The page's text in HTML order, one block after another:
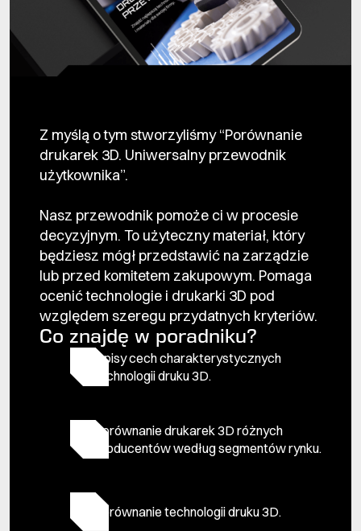
Z myślą o tym stworzyliśmy “Porównanie
drukarek 3D. Uniwersalny przewodnik
użytkownika”.
Nasz przewodnik pomoże ci w procesie
decyzyjnym. To użyteczny materiał, który
będziesz mógł przedstawić na zarządzie
lub przed komitetem zakupowym. Pomaga
ocenić technologie i drukarki 3D pod
względem szeregu przydatnych kryteriów.
Co znajdę w poradniku?
Opisy cech charakterystycznych
technologii druku 3D.
Porównanie drukarek 3D różnych
producentów według segmentów rynku.
Porównanie technologii druku 3D.